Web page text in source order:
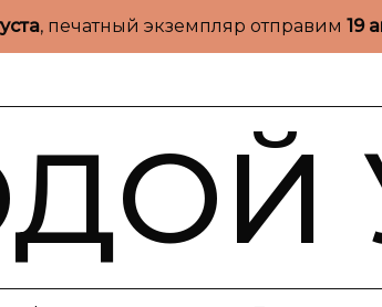
, печатный экземпляр отправим 19